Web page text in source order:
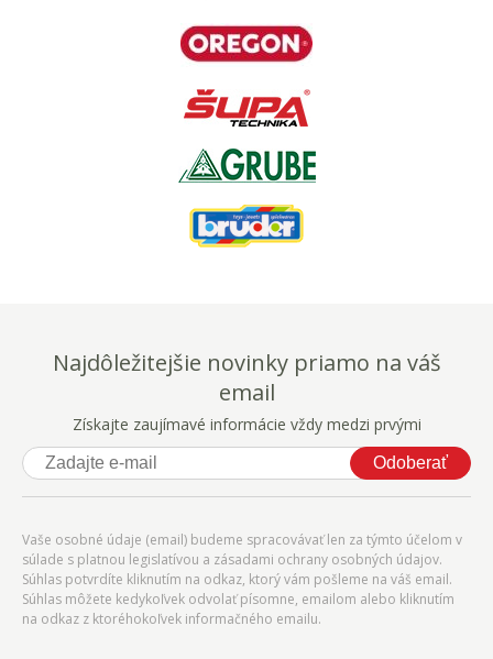
Najdôležitejšie novinky priamo na váš
email
Získajte zaujímavé informácie vždy medzi prvými
Odoberať
Vaše osobné údaje (email) budeme spracovávať len za týmto účelom v
súlade s platnou legislatívou a zásadami ochrany osobných údajov.
Súhlas potvrdíte kliknutím na odkaz, ktorý vám pošleme na váš email.
Súhlas môžete kedykoľvek odvolať písomne, emailom alebo kliknutím
na odkaz z ktoréhokoľvek informačného emailu.